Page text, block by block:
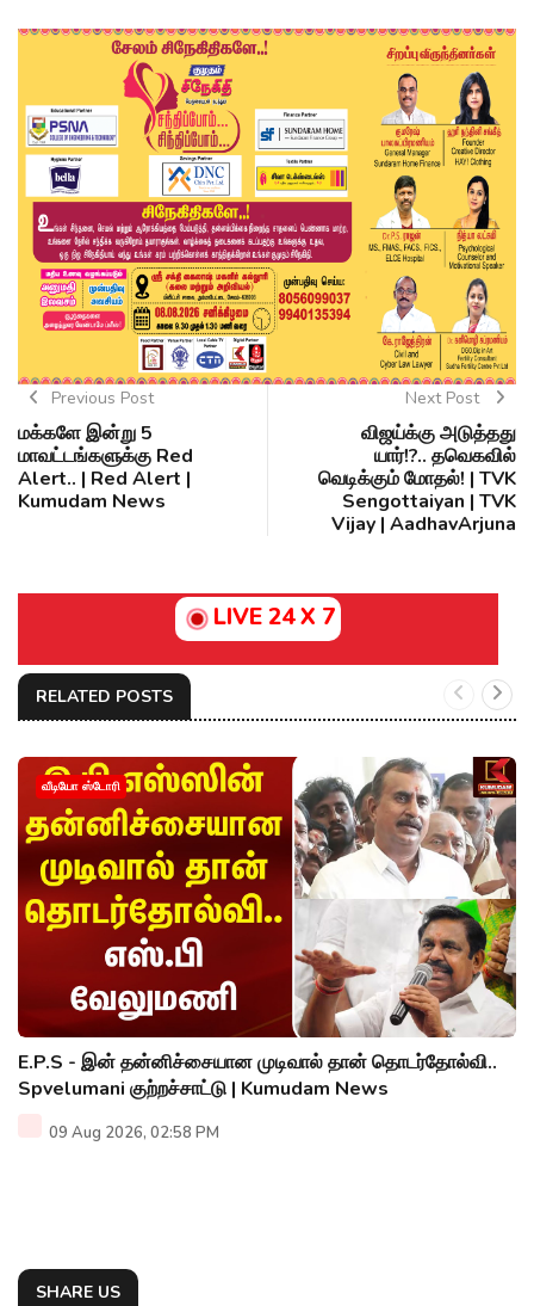
Previous Post
மக்களே இன்று 5
மாவட்டங்களுக்கு Red
Alert.. | Red Alert |
Kumudam News
Next Post
விஜய்க்கு அடுத்தது
யார்!?.. தவெகவில்
வெடிக்கும் மோதல்! | TVK
Sengottaiyan | TVK
Vijay | AadhavArjuna
LIVE 24 X 7
RELATED POSTS
வீடியோ ஸ்டோரி
E.P.S - இன் தன்னிச்சையான முடிவால் தான் தொடர்தோல்வி..
Spvelumani குற்றச்சாட்டு | Kumudam News
09 Aug 2026, 02:58 PM
SHARE US